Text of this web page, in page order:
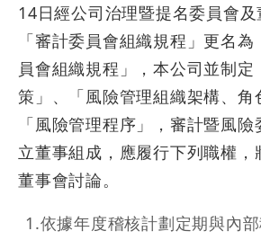
14日經公司治理暨提名委員會
「審計委員會組織規程」更名
員會組織規程」，本公司並制定
策」、「風險管理組織架構、角
「風險管理程序」，審計暨風
立董事組成，應履行下列職權，
董事會討論。
1 .依據年度稽核計劃定期與內